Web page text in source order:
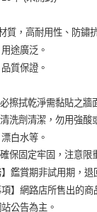
質，高耐用性、防鏽
途廣泛。
質保證。
擦拭乾淨需黏貼之牆
洗劑清潔，勿用強酸
白水等。
保固定牢固，注意限
】鑑賞期非試用期，
項】網路店所售出的
公告為主。